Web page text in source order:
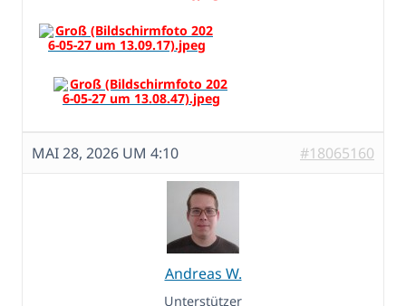
MAI 28, 2026 UM 4:10 #18065160
Andreas W.
Unterstützer